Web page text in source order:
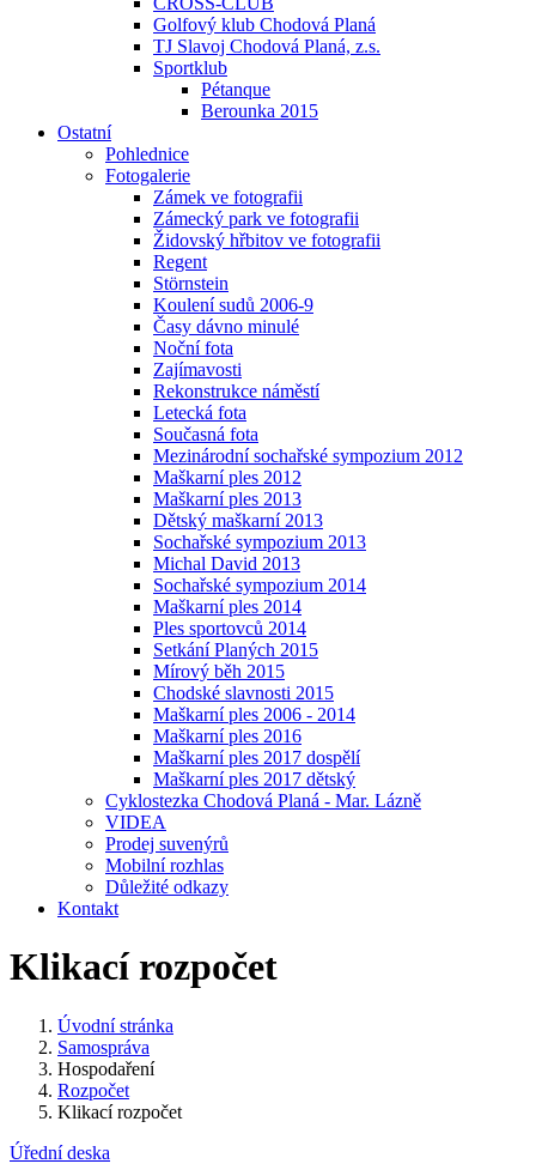
Golfový klub Chodová Planá
TJ Slavoj Chodová Planá, z.s.
Sportklub
Pétanque
Berounka 2015
Ostatní
Pohlednice
Fotogalerie
Zámek ve fotografii
Zámecký park ve fotografii
Židovský hřbitov ve fotografii
Regent
Störnstein
Koulení sudů 2006-9
Časy dávno minulé
Noční fota
Zajímavosti
Rekonstrukce náměstí
Letecká fota
Současná fota
Mezinárodní sochařské sympozium 2012
Maškarní ples 2012
Maškarní ples 2013
Dětský maškarní 2013
Sochařské sympozium 2013
Michal David 2013
Sochařské sympozium 2014
Maškarní ples 2014
Ples sportovců 2014
Setkání Planých 2015
Mírový běh 2015
Chodské slavnosti 2015
Maškarní ples 2006 - 2014
Maškarní ples 2016
Maškarní ples 2017 dospělí
Maškarní ples 2017 dětský
Cyklostezka Chodová Planá - Mar. Lázně
VIDEA
Prodej suvenýrů
Mobilní rozhlas
Důležité odkazy
Kontakt
Klikací rozpočet
Úvodní stránka
Samospráva
Hospodaření
Rozpočet
Klikací rozpočet
Úřední deska